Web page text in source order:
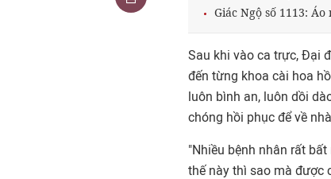
Giác Ngộ số 1113:
Sau khi vào ca trực, Đại
đến từng khoa cài hoa
luôn bình an, luôn dồi
chóng hồi phục để về
"Nhiều bệnh nhân rất
thế này thì sao mà được